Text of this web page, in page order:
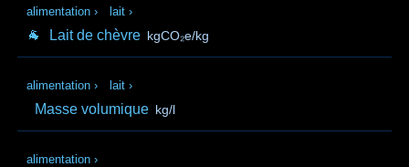
alimentation › lait ›
🐐 Lait de chèvre kgCO₂e/kg
alimentation › lait ›
Masse volumique kg/l
alimentation ›